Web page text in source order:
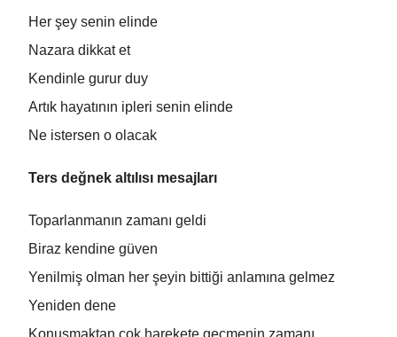
Her şey senin elinde
Nazara dikkat et
Kendinle gurur duy
Artık hayatının ipleri senin elinde
Ne istersen o olacak
Ters değnek altılısı mesajları
Toparlanmanın zamanı geldi
Biraz kendine güven
Yenilmiş olman her şeyin bittiği anlamına gelmez
Yeniden dene
Konuşmaktan çok harekete geçmenin zamanı